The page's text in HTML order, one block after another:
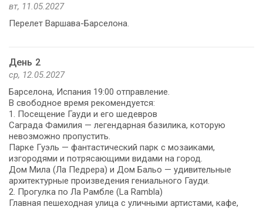
вт, 11.05.2027
Перелет Варшава-Барселона.
День 2
ср, 12.05.2027
Барселона, Испания 19:00 отправление.
В свободное время рекомендуется:
1. Посещение Гауди и его шедевров
Саграда Фамилия — легендарная базилика, которую
невозможно пропустить.
Парке Гуэль — фантастический парк с мозаиками,
изгородями и потрясающими видами на город.
Дом Мила (Ла Педрера) и Дом Бальо — удивительные
архитектурные произведения гениального Гауди.
2. Прогулка по Ла Рамбле (La Rambla)
Главная пешеходная улица с уличными артистами, кафе,